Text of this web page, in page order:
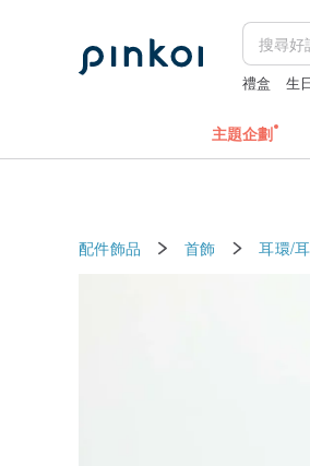
禮盒 生
主題企劃
配件飾品 首飾 耳環/